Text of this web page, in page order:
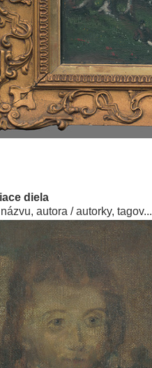
diela
autora / autorky, tagov...